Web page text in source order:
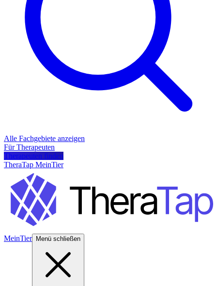
Alle Fachgebiete anzeigen
Für Therapeuten
Therapeuten finden
TheraTap MeinTier
MeinTier Menü schließen